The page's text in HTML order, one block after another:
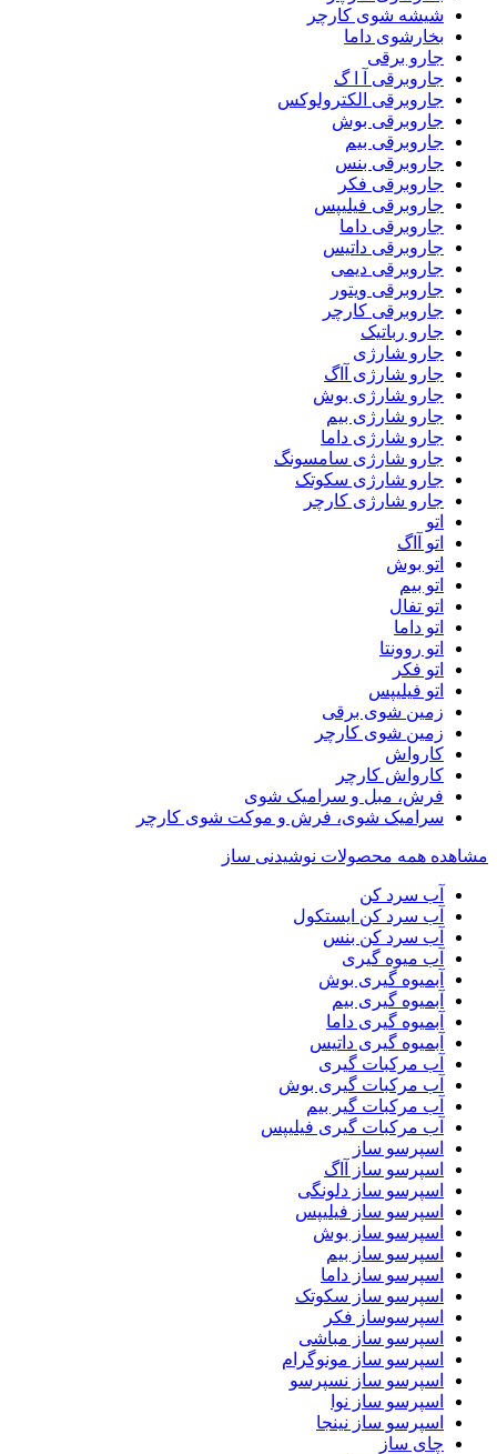
شیشه شوی کارچر
بخارشوی داما
جارو برقی
جاروبرقی آ ا گ
جاروبرقی الکترولوکس
جاروبرقی بوش
جاروبرقی بیم
جاروبرقی بنس
جاروبرقی فکر
جاروبرقی فیلیپس
جاروبرقی داما
جاروبرقی داتیس
جاروبرقی دیمی
جاروبرقی ویتور
جاروبرقی کارچر
جارو رباتیک
جارو شارژی
جارو شارژی آاگ
جارو شارژی بوش
جارو شارژی بیم
جارو شارژی داما
جارو شارژی سامسونگ
جارو شارژی سکوتک
جارو شارژی کارچر
اتو
اتو آاگ
اتو بوش
اتو بیم
اتو تفال
اتو داما
اتو روونتا
اتو فکر
اتو فیلیپس
زمین شوی برقی
زمین شوی کارچر
کارواش
کارواش کارچر
فرش، مبل و سرامیک شوی
سرامیک شوی، فرش و موکت شوی کارچر
مشاهده همه محصولات نوشیدنی ساز
آب سرد کن
آب سرد کن ایستکول
آب سرد کن بنس
آب میوه گیری
آبمیوه گیری بوش
آبمیوه گیری بیم
آبمیوه گیری داما
آبمیوه گیری داتیس
آب مرکبات گیری
آب مرکبات گیری بوش
آب مرکبات گیر بیم
آب مرکبات گیری فیلیپس
اسپرسو ساز
اسپرسو ساز آاگ
اسپرسو ساز دلونگی
اسپرسو ساز فیلیپس
اسپرسو ساز بوش
اسپرسو ساز بیم
اسپرسو ساز داما
اسپرسو ساز سکوتک
اسپرسوساز فکر
اسپرسو ساز مباشی
اسپرسو ساز مونوگرام
اسپرسو ساز نسپرسو
اسپرسو ساز نوا
اسپرسو ساز نینجا
چای ساز